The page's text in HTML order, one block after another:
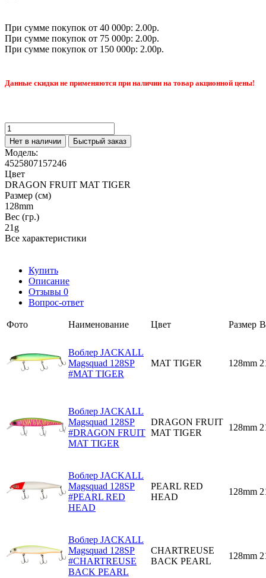
При сумме покупок от 40 000р: 2.00р.
При сумме покупок от 75 000р: 2.00р.
При сумме покупок от 150 000р: 2.00р.
Данные скидки не применяются при наличии на товар акционной цены!
Нет в наличии Быстрый заказ
Модель:
4525807157246
Цвет
DRAGON FRUIT MAT TIGER
Размер (см)
128mm
Вес (гр.)
21g
Все характеристики
Купить
Описание
Отзывы 0
Вопрос-ответ
Фото Наименование Цвет Размер
Воблер JACKALL
Magsquad 128SP
#MAT TIGER
MAT TIGER 128mm
Воблер JACKALL
Magsquad 128SP
#DRAGON FRUIT
MAT TIGER
DRAGON FRUIT
MAT TIGER
128mm
Воблер JACKALL
Magsquad 128SP
#PEARL RED
HEAD
PEARL RED
HEAD
128mm
Воблер JACKALL
Magsquad 128SP
#CHARTREUSE
BACK PEARL
CHARTREUSE
BACK PEARL
128mm